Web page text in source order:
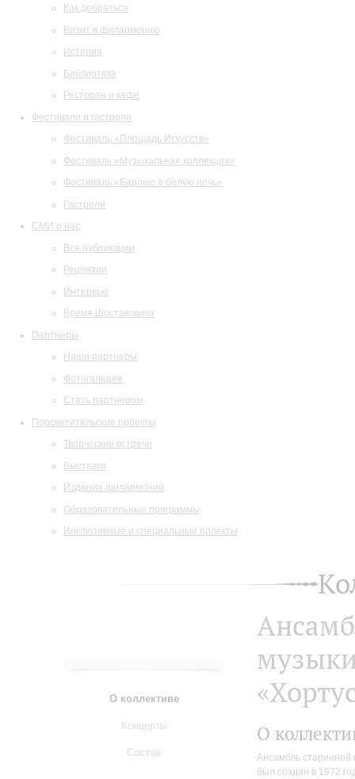
Как добраться
Визит в филармонию
История
Библиотека
Ресторан и кафе
Фестивали и гастроли
Фестиваль «Площадь Искусств»
Фестиваль «Музыкальная коллекция»
Фестиваль «Барокко в белую ночь»
Гастроли
СМИ о нас
Все публикации
Рецензии
Интервью
Время Шостаковича
Партнеры
Наши партнеры
Фотогалерея
Стать партнером
Просветительские проекты
Творческие встречи
Выставки
Издания филармонии
Образовательные программы
Инклюзивные и специальные проекты
О коллективе
Концерты
Состав
О
Ансамбль старинной
был создан в 1972